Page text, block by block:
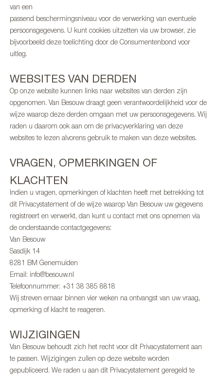
van een
passend beschermingsniveau voor de verwerking van eventuele
persoonsgegevens. U kunt cookies uitzetten via uw browser, zie
bijvoorbeeld deze toelichting door de Consumentenbond voor
uitleg.
WEBSITES VAN DERDEN
Op onze website kunnen links naar websites van derden zijn
opgenomen. Van Besouw draagt geen verantwoordelijkheid voor de
wijze waarop deze derden omgaan met uw persoonsgegevens. Wij
raden u daarom ook aan om de privacyverklaring van deze
websites te lezen alvorens gebruik te maken van deze websites.
VRAGEN, OPMERKINGEN OF
KLACHTEN
Indien u vragen, opmerkingen of klachten heeft met betrekking tot
dit Privacystatement of de wijze waarop Van Besouw uw gegevens
registreert en verwerkt, dan kunt u contact met ons opnemen via
de onderstaande contactgegevens:
Van Besouw
Sasdijk 14
8281 BM Genemuiden
Email: info@besouw.nl
Telefoonnummer: +31 38 385 8818
Wij streven ernaar binnen vier weken na ontvangst van uw vraag,
opmerking of klacht te reageren.
WIJZIGINGEN
Van Besouw behoudt zich het recht voor dit Privacystatement aan
te passen. Wijzigingen zullen op deze website worden
gepubliceerd. We raden u aan dit Privacystatement geregeld te